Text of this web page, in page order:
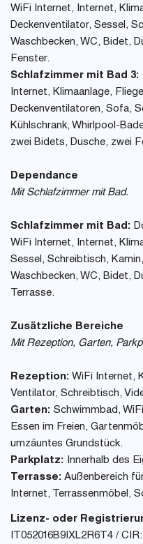
WiFi Internet, Internet,
Deckenventilator, Sessel,
Waschbecken, WC, Bidet,
Fenster.
Schlafzimmer mit Bad 3:
Internet, Klimaanlage,
Deckenventilatoren, Sofa,
Kühlschrank, Whirlpool-
zwei Bidets, Dusche, zwei
Dependance
Mit Schlafzimmer mit Bad.
Schlafzimmer mit Bad:
WiFi Internet, Internet,
Sessel, Schreibtisch,
Waschbecken, WC, Bidet,
Terrasse.
Zusätzliche Bereiche
Mit Rezeption, Garten,
Rezeption: WiFi Internet,
Ventilator, Schreibtisch,
Garten: Schwimmbad,
Essen im Freien,
umzäuntes Grundstück.
Parkplatz: Innerhalb des
Terrasse: Außenbereich
Internet, Terrassenmöbel,
Lizenz- oder
IT052016B9IXL2R6T4 /